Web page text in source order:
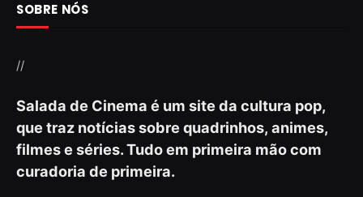
SOBRE NÓS
//
Salada de Cinema é um site da cultura pop,
que traz notícias sobre quadrinhos, animes,
filmes e séries. Tudo em primeira mão com
curadoria de primeira.